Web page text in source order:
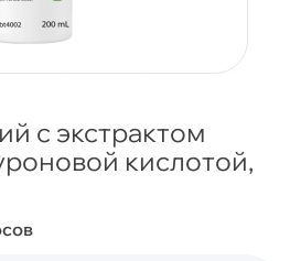
с экстрактом
кислотой,